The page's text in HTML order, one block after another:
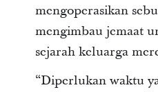
mengoperasikan
mengimbau jemaat
sejarah keluarga
“Diperlukan waktu